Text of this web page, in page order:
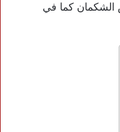
حساس الشكمان كما في